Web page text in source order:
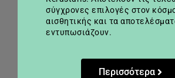
σύγχρονες επιλογές στον
αισθητικής και τα
εντυπωσιάζουν.
Περισσότερα